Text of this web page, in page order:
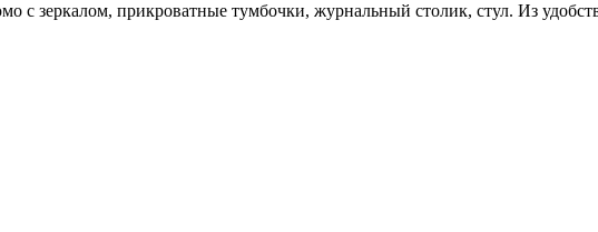
с зеркалом, прикроватные тумбочки, журнальный столик, стул. Из